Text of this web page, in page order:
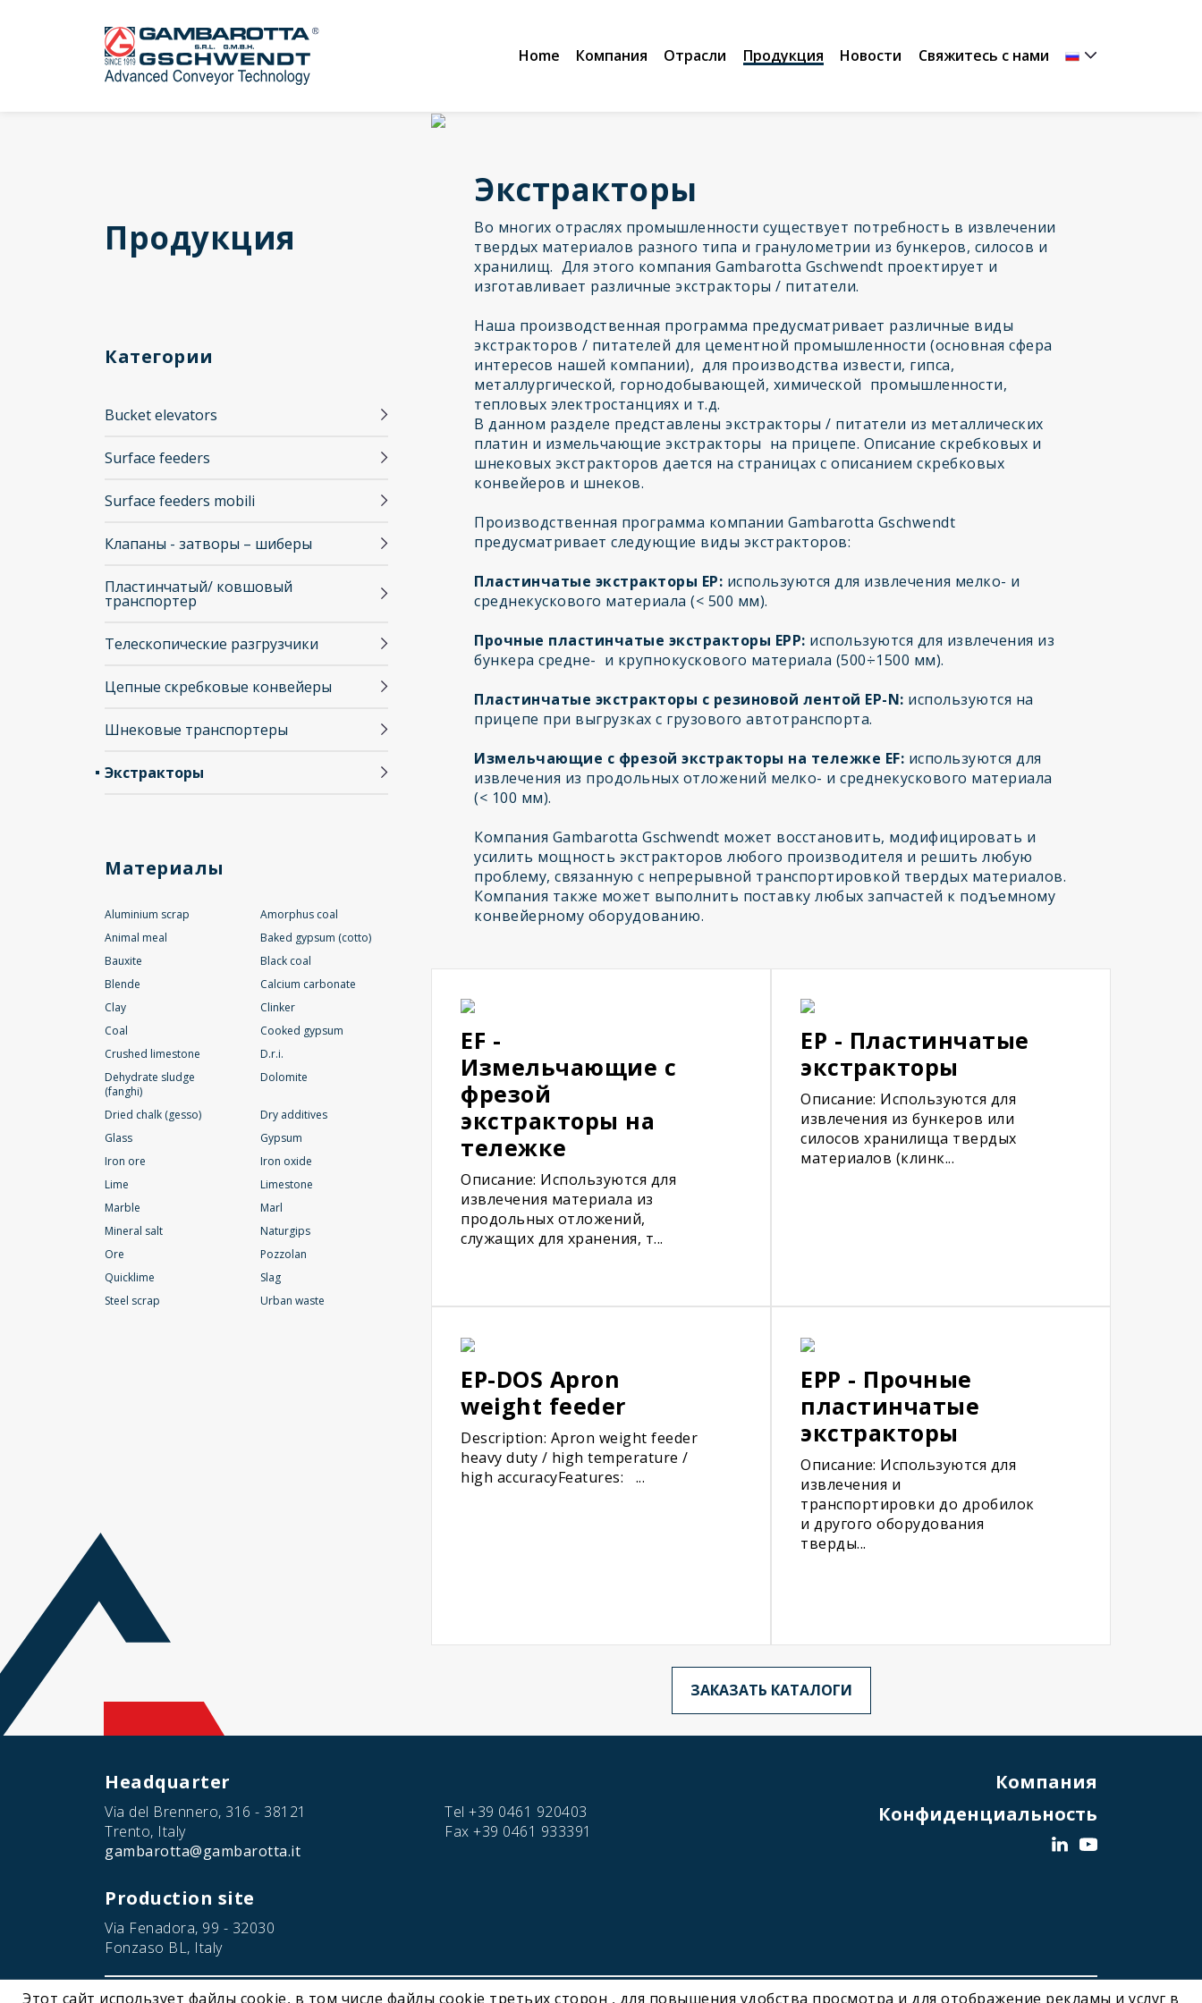
Home Компания Отрасли Продукция Новости Свяжитесь с нами
Продукция
Категории
Bucket elevators
Surface feeders
Surface feeders mobili
Клапаны - затворы – шиберы
Пластинчатый/ ковшовый
транспортер
Телескопические разгрузчики
Цепные скребковые конвейеры
Шнековые транспортеры
Экстракторы
Материалы
Aluminium scrap
Amorphus coal
Animal meal
Baked gypsum (cotto)
Bauxite
Black coal
Blende
Calcium carbonate
Clay
Clinker
Coal
Cooked gypsum
Crushed limestone
D.r.i.
Dehydrate sludge
(fanghi)
Dolomite
Dried chalk (gesso)
Dry additives
Glass
Gypsum
Iron ore
Iron oxide
Lime
Limestone
Marble
Marl
Mineral salt
Naturgips
Ore
Pozzolan
Quicklime
Slag
Steel scrap
Urban waste
Экстракторы
Во многих отраслях промышленности существует потребность в извлечении
твердых материалов разного типа и гранулометрии из бункеров, силосов и
хранилищ. Для этого компания Gambarotta Gschwendt проектирует и
изготавливает различные экстракторы / питатели.
Наша производственная программа предусматривает различные виды
экстракторов / питателей для цементной промышленности (основная сфера
интересов нашей компании), для производства извести, гипса,
металлургической, горнодобывающей, химической промышленности,
тепловых электростанциях и т.д.
В данном разделе представлены экстракторы / питатели из металлических
платин и измельчающие экстракторы на прицепе. Описание скребковых и
шнековых экстракторов дается на страницах с описанием скребковых
конвейеров и шнеков.
Производственная программа компании Gambarotta Gschwendt
предусматривает следующие виды экстракторов:
Пластинчатые экстракторы EP: используются для извлечения мелко- и
среднекускового материала (< 500 мм).
Прочные пластинчатые экстракторы EPP: используются для извлечения из
бункера средне- и крупнокускового материала (500÷1500 мм).
Пластинчатые экстракторы с резиновой лентой EP-N: используются на
прицепе при выгрузках с грузового автотранспорта.
Измельчающие с фрезой экстракторы на тележке EF: используются для
извлечения из продольных отложений мелко- и среднекускового материала
(< 100 мм).
Компания Gambarotta Gschwendt может восстановить, модифицировать и
усилить мощность экстракторов любого производителя и решить любую
проблему, связанную с непрерывной транспортировкой твердых материалов.
Компания также может выполнить поставку любых запчастей к подъемному
конвейерному оборудованию.
EF -
Измельчающие с
фрезой
экстракторы на
тележке
Описание: Используются для
извлечения материала из
продольных отложений,
служащих для хранения, т...
EP - Пластинчатые
экстракторы
Описание: Используются для
извлечения из бункеров или
силосов хранилища твердых
материалов (клинк...
EP-DOS Apron
weight feeder
Description: Apron weight feeder
heavy duty / high temperature /
high accuracyFeatures: ...
EPP - Прочные
пластинчатые
экстракторы
Описание: Используются для
извлечения и
транспортировки до дробилок
и другого оборудования
тверды...
ЗАКАЗАТЬ КАТАЛОГИ
Headquarter
Via del Brennero, 316 - 38121
Trento, Italy
gambarotta@gambarotta.it
Production site
Via Fenadora, 99 - 32030
Fonzaso BL, Italy
Tel +39 0461 920403
Fax +39 0461 933391
Компания
Конфиденциальность
Этот сайт использует файлы cookie, в том числе файлы cookie третьих сторон , для повышения удобства просмотра и для отображение рекламы и услуг в